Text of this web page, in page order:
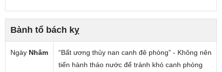
Bành tổ bách kỵ
Ngày Nhâm
“Bất ương thủy nan canh đê phòng” - Không nên
tiến hành tháo nước để tránh khó canh phòng